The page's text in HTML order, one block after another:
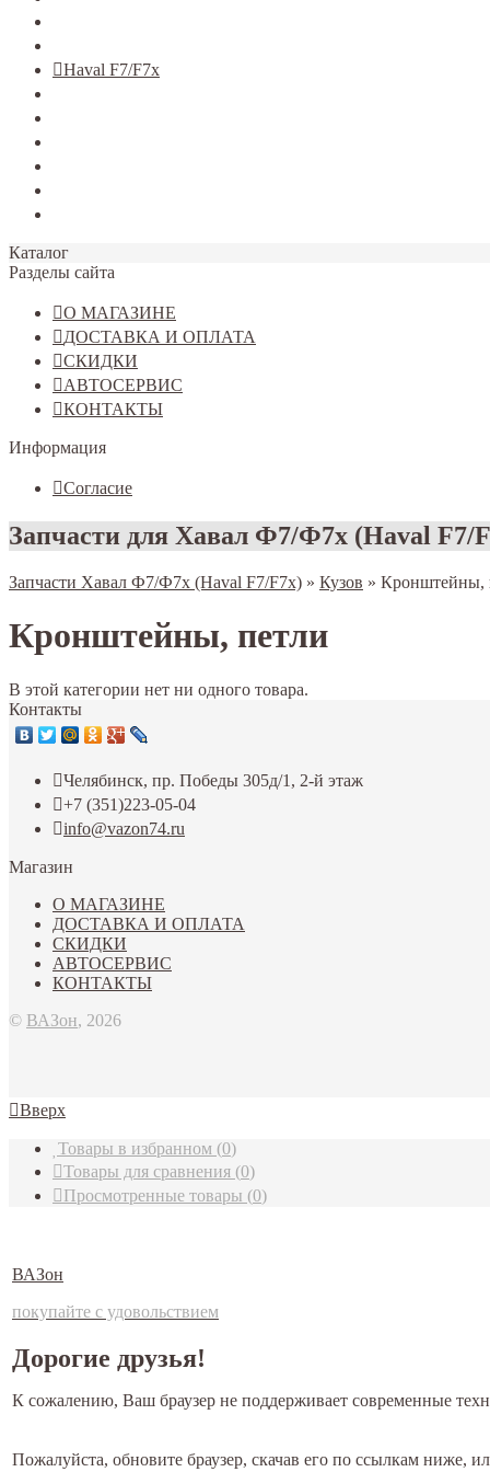
Haval F7/F7x
Каталог
Разделы сайта
О МАГАЗИНЕ
ДОСТАВКА И ОПЛАТА
СКИДКИ
АВТОСЕРВИС
КОНТАКТЫ
Информация
Согласие
Запчасти для Хавал Ф7/Ф7х (Haval F7/
Запчасти Хавал Ф7/Ф7х (Haval F7/F7x) » Кузов » Кронштейны,
Кронштейны, петли
В этой категории нет ни одного товара.
Контакты
Челябинск, пр. Победы 305д/1, 2-й этаж
+7 (351)223-05-04
info@vazon74.ru
Магазин
О МАГАЗИНЕ
ДОСТАВКА И ОПЛАТА
СКИДКИ
АВТОСЕРВИС
КОНТАКТЫ
© ВАЗон, 2026
Вверх
Товары в избранном (0)
Товары для сравнения (0)
Просмотренные товары (0)
ВАЗон
покупайте с удовольствием
Дорогие друзья!
К сожалению, Ваш браузер не поддерживает современные
Пожалуйста, обновите браузер, скачав его по ссылкам ниже,